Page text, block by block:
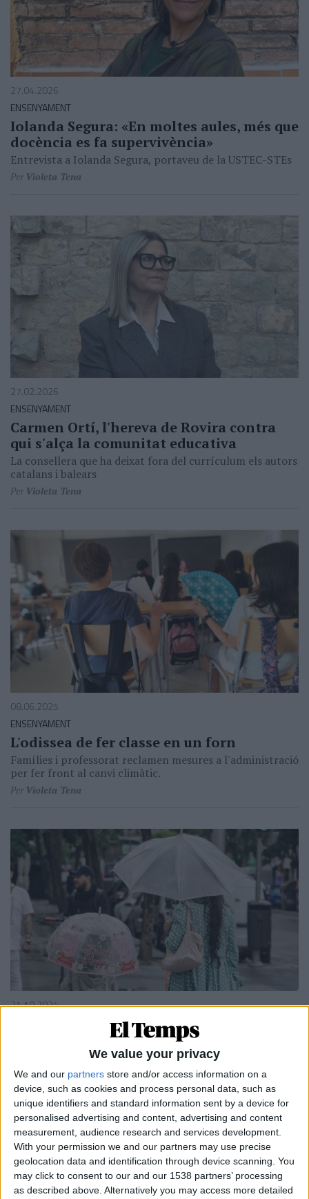
We value your privacy
We and our partners store and/or access information on a
device, such as cookies and process personal data, such as
unique identifiers and standard information sent by a device for
personalised advertising and content, advertising and content
measurement, audience research and services development.
With your permission we and our partners may use precise
geolocation data and identification through device scanning. You
may click to consent to our and our 1538 partners’ processing
as described above. Alternatively you may access more detailed
27.04.2026
ENSENYAMENT
Iolanda Segura: «En moltes aules, més que
docència es fa supervivència»
Entrevista a Iolanda Segura, portaveu de la USTEC-STEs
Per Violeta Tena
27.02.2026
ENSENYAMENT
Carmen Ortí, l'hereva de Rovira contra
qui s'alça la comunitat educativa
La consellera que ha deixat fora del currículum els autors
catalans i balears
Per Violeta Tena
08.06.2025
ENSENYAMENT
L'odissea de fer classe en un forn
Famílies i professorat reclamen mesures a l'administració
per fer front al canvi climàtic.
Per Violeta Tena
21.10.2024
Una escola a la intempèrie
L'error de fer recaure en l'ensenyament únicament la
normalització de la llengua
PerVioleta Tena